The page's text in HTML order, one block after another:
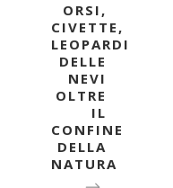
ORSI,
CIVETTE,
LEOPARDI
DELLE
NEVI
OLTRE
IL
CONFINE
DELLA
NATURA